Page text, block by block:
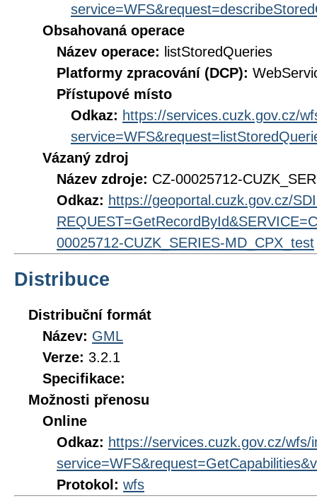
Obsahovaná operace
Název operace: listStoredQueries
Platformy zpracování (DCP):
Přístupové místo
Odkaz: https://services.cuzk.gov.cz/
Vázaný zdroj
Název zdroje: CZ-00025712-
Odkaz: https://geoportal.cuzk.gov.cz/
00025712-CUZK_SERIES-MD_CPX_test
Distribuce
Distribuční formát
Název: GML
Verze: 3.2.1
Specifikace:
Možnosti přenosu
Online
Odkaz: https://services.cuzk.gov.cz/
Protokol: wfs